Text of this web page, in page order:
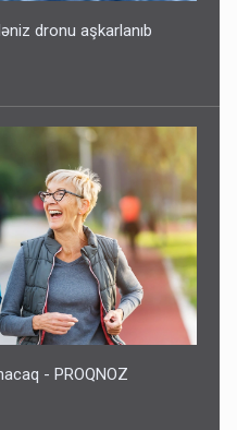
çox isti olacaq
dronu aşkarlanıb
- PROQNOZ